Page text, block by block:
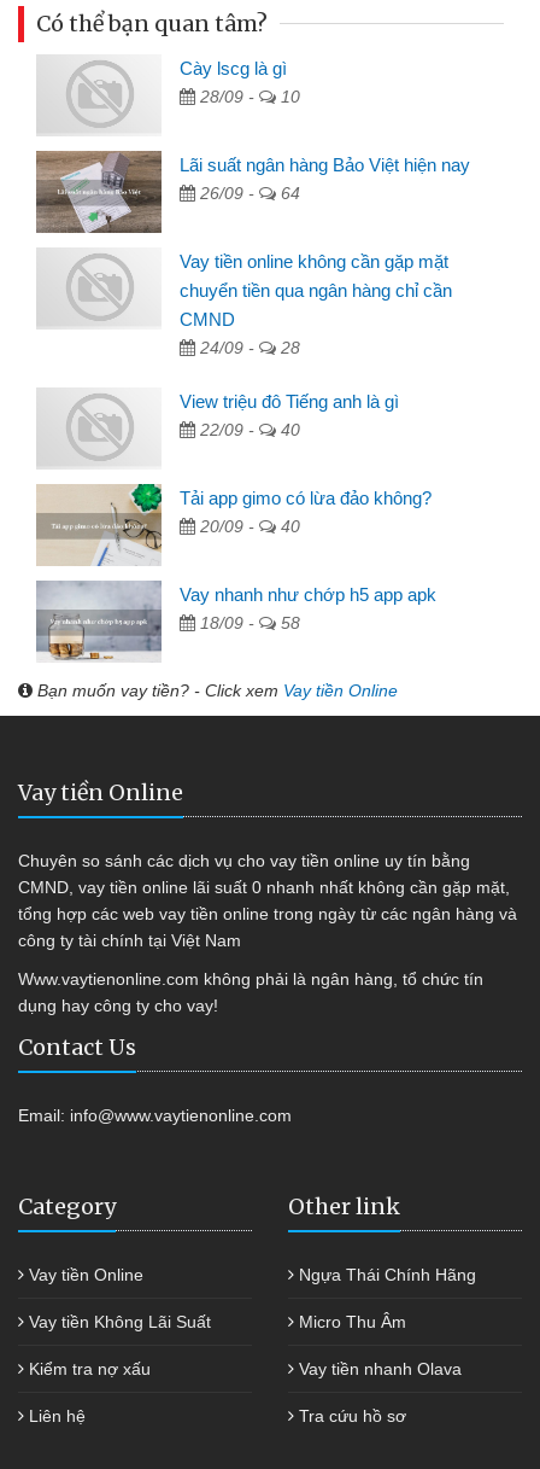
Có thể bạn quan tâm?
Cày lscg là gì
28/09 - 10
Lãi suất ngân hàng Bảo Việt hiện nay
26/09 - 64
Vay tiền online không cần gặp mặt
chuyển tiền qua ngân hàng chỉ cần
CMND
24/09 - 28
View triệu đô Tiếng anh là gì
22/09 - 40
Tải app gimo có lừa đảo không?
20/09 - 40
Vay nhanh như chớp h5 app apk
18/09 - 58
Bạn muốn vay tiền? - Click xem Vay tiền Online
Vay tiền Online
Chuyên so sánh các dịch vụ cho vay tiền online uy tín bằng
CMND, vay tiền online lãi suất 0 nhanh nhất không cần gặp mặt,
tổng hợp các web vay tiền online trong ngày từ các ngân hàng và
công ty tài chính tại Việt Nam
Www.vaytienonline.com không phải là ngân hàng, tổ chức tín
dụng hay công ty cho vay!
Contact Us
Email: info@www.vaytienonline.com
Category
Vay tiền Online
Vay tiền Không Lãi Suất
Kiểm tra nợ xấu
Liên hệ
Other link
Ngựa Thái Chính Hãng
Micro Thu Âm
Vay tiền nhanh Olava
Tra cứu hồ sơ